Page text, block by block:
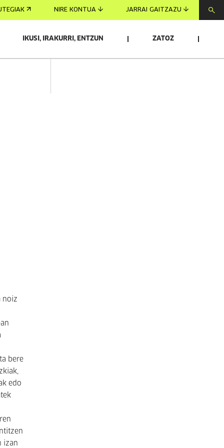
NIRE KONTUA JARRAI GAITZAZU
IKUSI, IRAKURRI, ENTZUN ZATOZ
noiz
bere
edo
izan